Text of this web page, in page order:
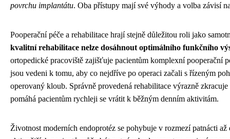
povrchu implantátu. Oba přístupy mají své výhody a volba závisí
Pooperační péče a rehabilitace hrají stejně důležitou roli jako
kvalitní rehabilitace nelze dosáhnout optimálního funkčního
ortopedické pracoviště zajišťuje pacientům komplexní pooperační
jsou vedeni k tomu, aby co nejdříve po operaci začali s řízeným
operovaný kloub. Správně provedená rehabilitace výrazně zkracuje
pomáhá pacientům rychleji se vrátit k běžným denním aktivitám.
Životnost moderních endoprotéz se pohybuje v rozmezí patnácti